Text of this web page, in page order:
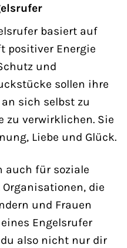
basiert auf
positiver Energie
und
sollen ihre
sich selbst zu
zu verwirklichen. Sie
Liebe und Glück.
auch für soziale
die
und Frauen
Engelsrufer
also nicht nur dir